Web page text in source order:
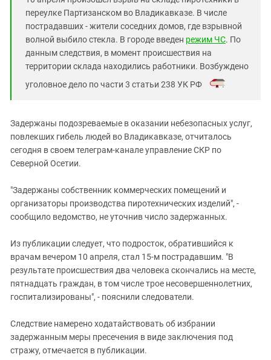
переулке Партизанском во Владикавказе. В числе
пострадавших - жители соседних домов, где взрывной
волной выбило стекла. В городе введен режим ЧС. По
данным следствия, в момент происшествия на
территории склада находились работники. Возбуждено
уголовное дело по части 3 статьи 238 УК РФ
.
Задержаны подозреваемые в оказании небезопасных услуг,
повлекших гибель людей во Владикавказе, отчиталось
сегодня в своем телеграм-канале управление СКР по
Северной Осетии.
"Задержаны собственник коммерческих помещений и
организаторы производства пиротехнических изделий", -
сообщило ведомство, не уточнив число задержанных.
Из публикации следует, что подросток, обратившийся к
врачам вечером 10 апреля, стал 15-м пострадавшим. "В
результате происшествия два человека скончались на месте,
пятнадцать граждан, в том числе трое несовершеннолетних,
госпитализированы", - пояснили следователи.
Следствие намерено ходатайствовать об избрании
задержанным меры пресечения в виде заключения под
стражу, отмечается в публикации.